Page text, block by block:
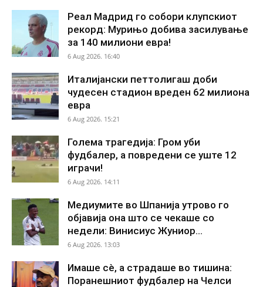
Реал Мадрид го собори клупскиот
рекорд: Мурињо добива засилување
за 140 милиони евра!
6 Aug 2026. 16:40
Италијански петтолигаш доби
чудесен стадион вреден 62 милиона
евра
6 Aug 2026. 15:21
Голема трагедија: Гром уби
фудбалер, а повредени се уште 12
играчи!
6 Aug 2026. 14:11
Медиумите во Шпанија утрово го
објавија она што се чекаше со
недели: Винисиус Жуниор...
6 Aug 2026. 13:03
Имаше сè, а страдаше во тишина:
Поранешниот фудбалер на Челси